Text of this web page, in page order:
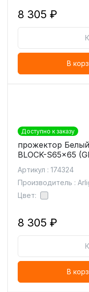
8 305 ₽
В
Доступно к заказу
прожектор
BLOCK-S65x65
Артикул : 174324
Производитель :
Цвет:
8 305 ₽
В